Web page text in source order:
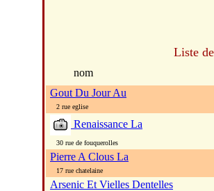
Liste
nom
Gout Du Jour Au
2 rue eglise
Renaissance La
30 rue de fouquerolles
Pierre A Clous La
17 rue chatelaine
Arsenic Et Vielles Dentelles